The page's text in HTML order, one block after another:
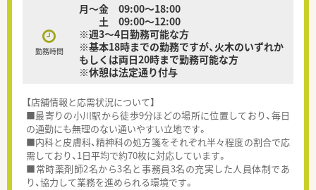
勤務時間
月～金 09:00～18:00
土 09:00～12:00
※週3～4日勤務可能な方
※基本18時までの勤務ですが、火木のいずれか
もしくは両日20時まで勤務可能な方
※休憩は法定通り付与
【店舗情報と応需状況について】
■最寄りの小川駅から徒歩9分ほどの場所に位置しており、毎日
の通勤にも無理のない通いやすい立地です。
■内科と皮膚科、精神科の処方箋をそれぞれ半々程度の割合で応
需しており、1日平均で約70枚に対応しています。
■常時薬剤師2名から3名と事務員3名の充実した人員体制であ
り、協力して業務を進められる環境です。